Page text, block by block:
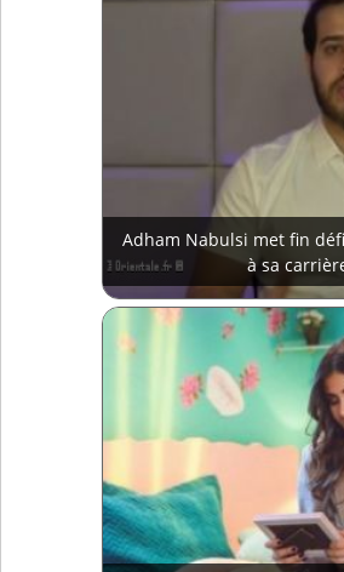
Adham Nabulsi met fin
à sa